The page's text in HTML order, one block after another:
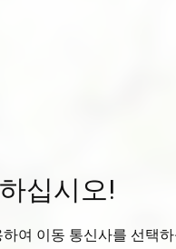
십시오!
여 이동 통신사를 선택